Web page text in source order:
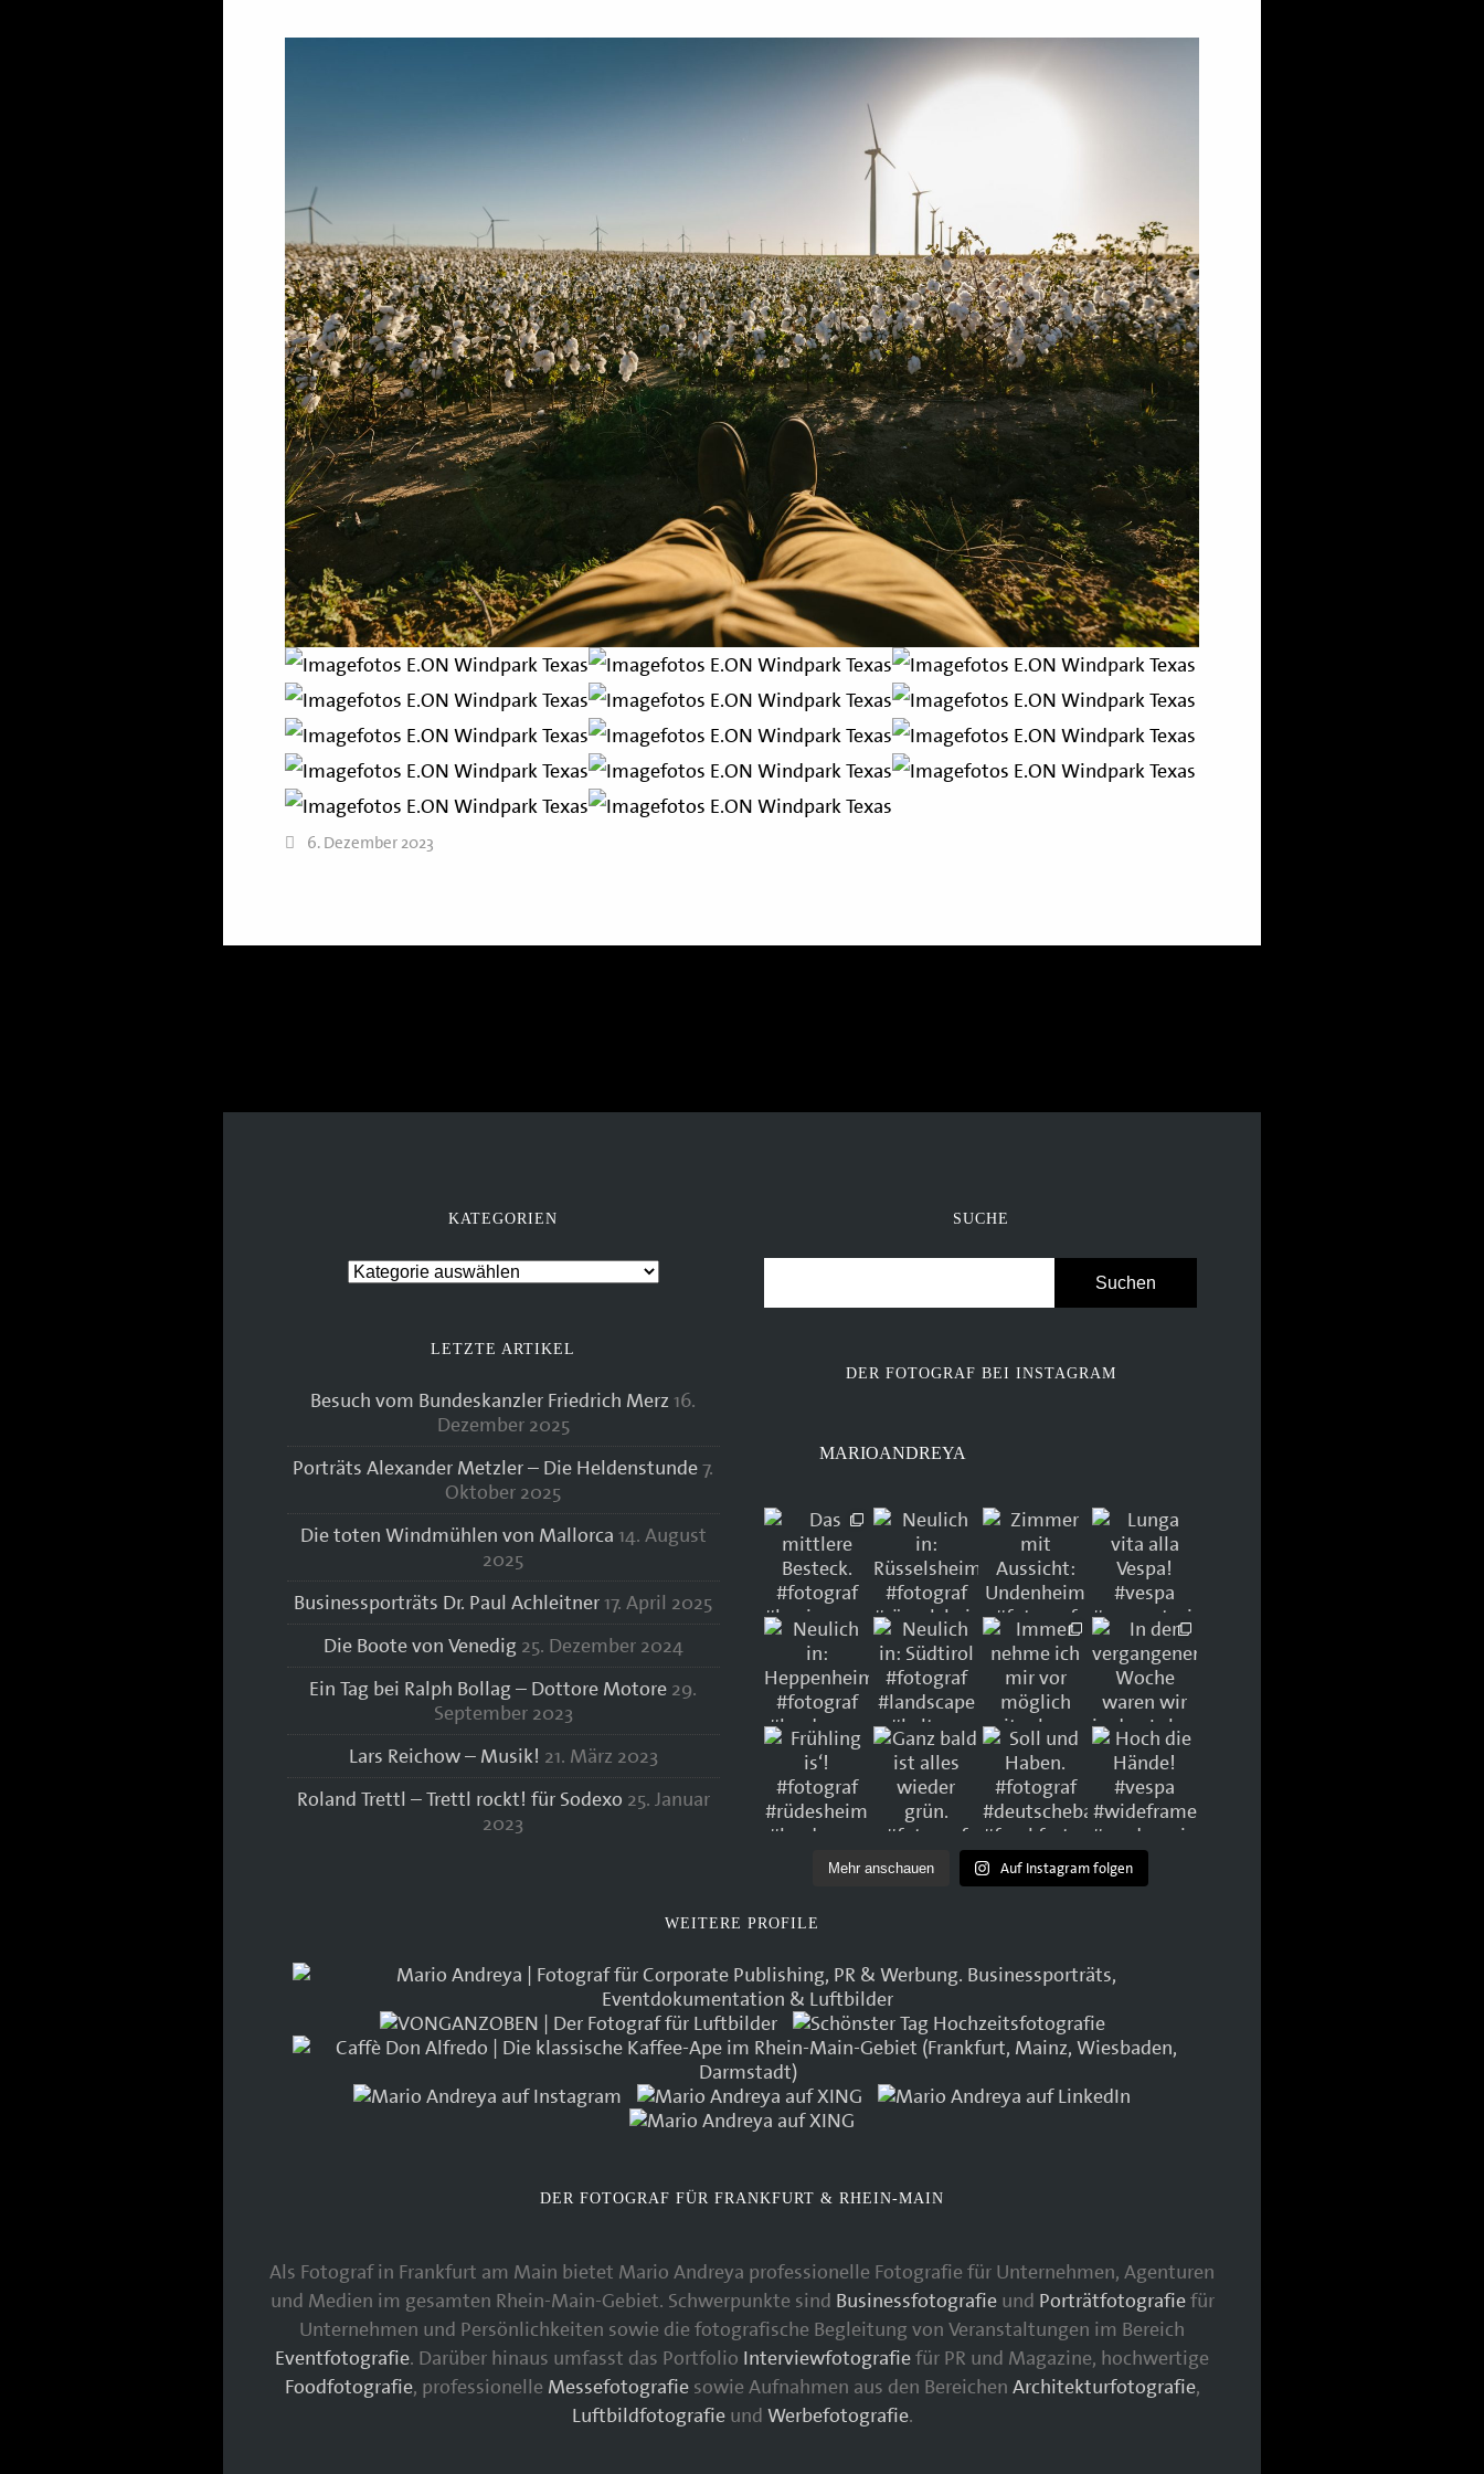
6. Dezember 2023
KATEGORIEN
LETZTE ARTIKEL
Besuch vom Bundeskanzler Friedrich Merz 16.
Dezember 2025
Porträts Alexander Metzler – Die Heldenstunde7.
Oktober 2025
Die toten Windmühlen von Mallorca 14. August
2025
Businessporträts Dr. Paul Achleitner17. April 2025
Die Boote von Venedig 25. Dezember 2024
Ein Tag bei Ralph Bollag – Dottore Motore 29.
September 2023
Lars Reichow – Musik! 21. März 2023
Roland Trettl – Trettl rockt! für Sodexo 25. Januar
2023
SUCHE
DER FOTOGRAF BEI INSTAGRAM
MARIOANDREYA
Mehr anschauen Auf Instagram folgen
WEITERE PROFILE
DER FOTOGRAF FÜR FRANKFURT & RHEIN-MAIN
Als Fotograf in Frankfurt am Main bietet Mario Andreya professionelle Fotografie für Unternehmen, Agenturen
und Medien im gesamten Rhein-Main-Gebiet. Schwerpunkte sind Businessfotografieund Porträtfotografiefür
Unternehmen und Persönlichkeiten sowie die fotografische Begleitung von Veranstaltungen im Bereich
Eventfotografie. Darüber hinaus umfasst das Portfolio Interviewfotografiefür PR und Magazine, hochwertige
Foodfotografie, professionelle Messefotografiesowie Aufnahmen aus den Bereichen Architekturfotografie,
Luftbildfotografieund Werbefotografie.